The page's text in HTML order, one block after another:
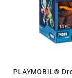
PLAYMOBIL®